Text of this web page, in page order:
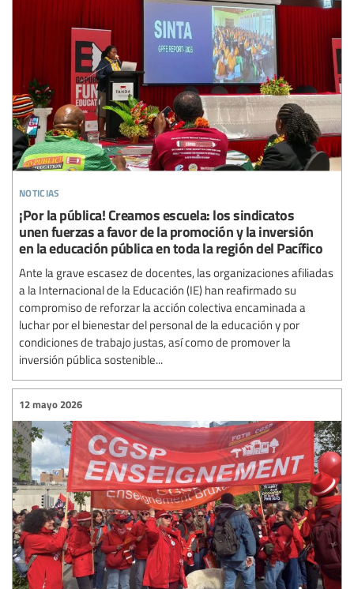
noticias
¡Por la pública! Creamos escuela: los sindicatos
unen fuerzas a favor de la promoción y la inversión
en la educación pública en toda la región del Pacífico
Ante la grave escasez de docentes, las organizaciones afiliadas
a la Internacional de la Educación (IE) han reafirmado su
compromiso de reforzar la acción colectiva encaminada a
luchar por el bienestar del personal de la educación y por
condiciones de trabajo justas, así como de promover la
inversión pública sostenible...
12 mayo 2026